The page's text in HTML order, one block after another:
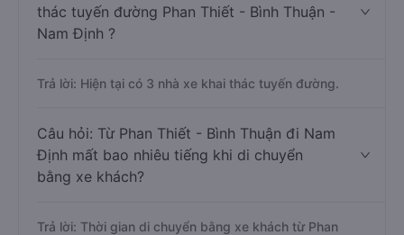
thác tuyến đường Phan Thiết - Bình Thuận -
Nam Định ?
Trả lời: Hiện tại có 3 nhà xe khai thác tuyến đường.
Câu hỏi: Từ Phan Thiết - Bình Thuận đi Nam
Định mất bao nhiêu tiếng khi di chuyển
bằng xe khách?
Trả lời: Thời gian di chuyển bằng xe khách từ Phan